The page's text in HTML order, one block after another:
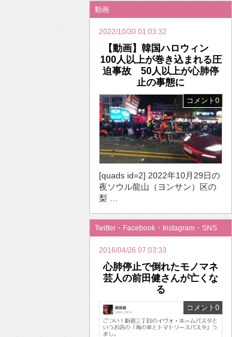
動画
2022/10/30 01:03:32
【動画】韓国ハロウィン
100人以上が巻き込まれる圧
迫事故 50人以上が心肺停
止の事態に
コメント0
[quads id=2] 2022年10月29日の
夜ソウル龍山（ヨンサン）区の
梨 …
Twitter・Facebook・Instagram・SNS
2016/04/26 07:03:33
心肺停止で倒れたモノマネ
芸人の前田健さんが亡くな
る
コメント0